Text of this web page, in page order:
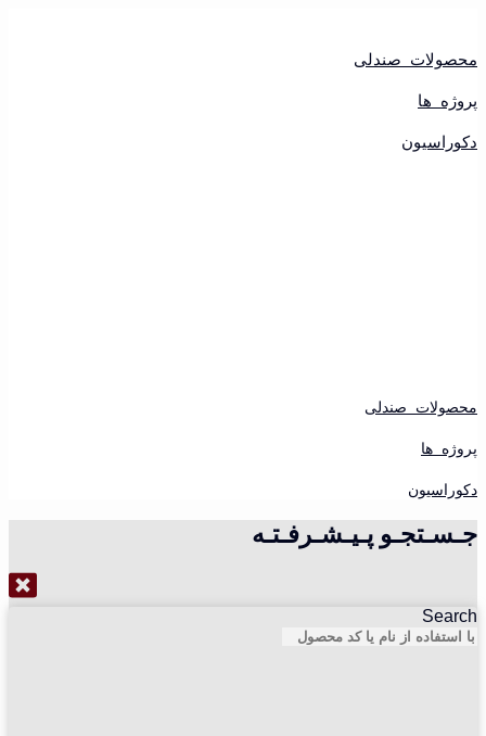
محتوا
محصولات صندلی
پروژه ها
دکوراسیون
محصولات صندلی
پروژه ها
دکوراسیون
جـسـتجـو پـیـشـرفـتـه
Search